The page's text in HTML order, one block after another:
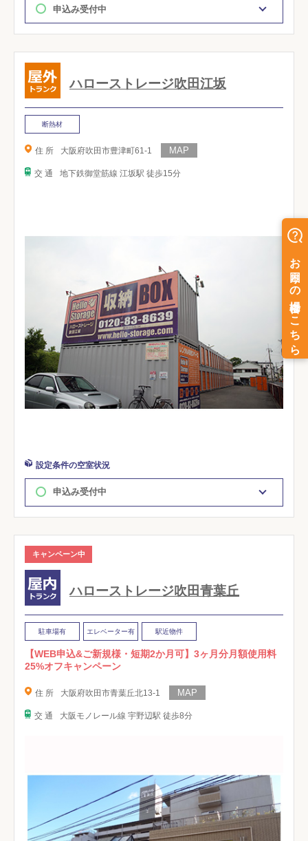
申込み受付中
ハローストレージ吹田江坂
断熱材
住 所 大阪府吹田市豊津町61-1
交 通 地下鉄御堂筋線 江坂駅 徒歩15分
設定条件の空室状況
申込み受付中
キャンペーン中
ハローストレージ吹田青葉丘
駐車場有 エレベーター有 駅近物件
【WEB申込&ご新規様・短期2か月可】3ヶ月分月額使用料
25%オフキャンペーン
住 所 大阪府吹田市青葉丘北13-1
交 通 大阪モノレール線 宇野辺駅 徒歩8分